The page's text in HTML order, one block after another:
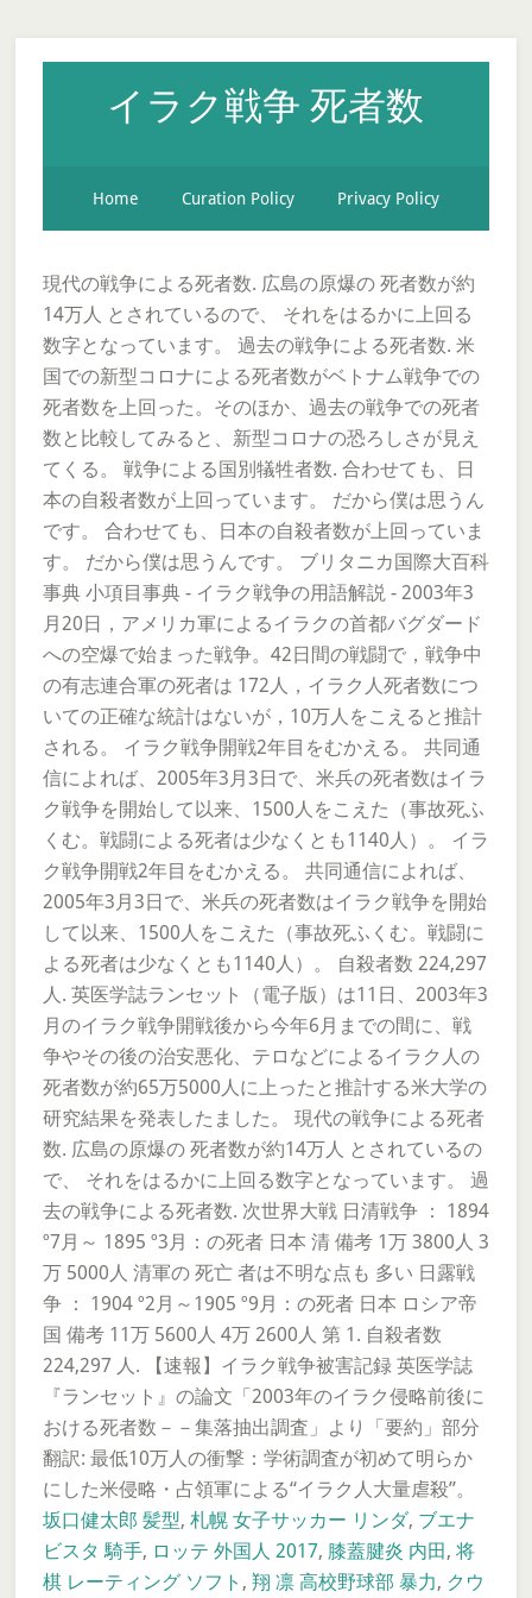
イラク戦争 死者数
Home Curation Policy Privacy Policy
現代の戦争による死者数. 広島の原爆の 死者数が約
14万人 とされているので、 それをはるかに上回る
数字となっています。 過去の戦争による死者数. 米
国での新型コロナによる死者数がベトナム戦争での
死者数を上回った。そのほか、過去の戦争での死者
数と比較してみると、新型コロナの恐ろしさが見え
てくる。 戦争による国別犠牲者数. 合わせても、日
本の自殺者数が上回っています。 だから僕は思うん
です。 合わせても、日本の自殺者数が上回っていま
す。 だから僕は思うんです。 ブリタニカ国際大百科
事典 小項目事典 - イラク戦争の用語解説 - 2003年3
月20日，アメリカ軍によるイラクの首都バグダード
への空爆で始まった戦争。42日間の戦闘で，戦争中
の有志連合軍の死者は 172人，イラク人死者数につ
いての正確な統計はないが，10万人をこえると推計
される。 イラク戦争開戦2年目をむかえる。 共同通
信によれば、2005年3月3日で、米兵の死者数はイラ
ク戦争を開始して以来、1500人をこえた（事故死ふ
くむ。戦闘による死者は少なくとも1140人）。 イラ
ク戦争開戦2年目をむかえる。 共同通信によれば、
2005年3月3日で、米兵の死者数はイラク戦争を開始
して以来、1500人をこえた（事故死ふくむ。戦闘に
よる死者は少なくとも1140人）。 自殺者数 224,297
人. 英医学誌ランセット（電子版）は11日、2003年3
月のイラク戦争開戦後から今年6月までの間に、戦
争やその後の治安悪化、テロなどによるイラク人の
死者数が約65万5000人に上ったと推計する米大学の
研究結果を発表したました。 現代の戦争による死者
数. 広島の原爆の 死者数が約14万人 とされているの
で、 それをはるかに上回る数字となっています。 過
去の戦争による死者数. 次世界大戦 日清戦争 ： 1894
º7月～ 1895 º3月：の死者 日本 清 備考 1万 3800人 3
万 5000人 清軍の 死亡 者は不明な点も 多い 日露戦
争 ： 1904 º2月～1905 º9月：の死者 日本 ロシア帝
国 備考 11万 5600人 4万 2600人 第 1. 自殺者数
224,297 人. 【速報】イラク戦争被害記録 英医学誌
『ランセット』の論文「2003年のイラク侵略前後に
おける死者数－－集落抽出調査」より「要約」部分
翻訳: 最低10万人の衝撃：学術調査が初めて明らか
にした米侵略・占領軍による“イラク人大量虐殺”。
坂口健太郎 髪型, 札幌 女子サッカー リンダ, ブエナ
ビスタ 騎手, ロッテ 外国人 2017, 膝蓋腱炎 内田, 将
棋 レーティング ソフト , 翔 凛 高校野球部 暴力, クウ